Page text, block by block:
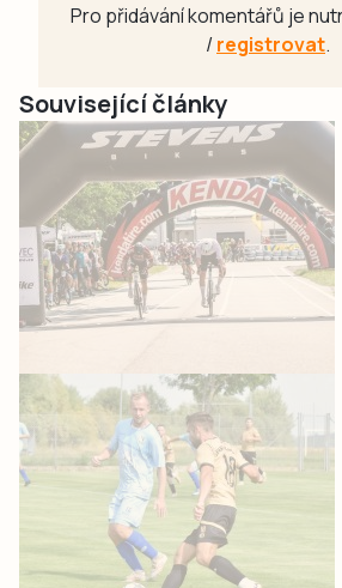
Pro přidávání komentářů je
/registrovat.
Související články